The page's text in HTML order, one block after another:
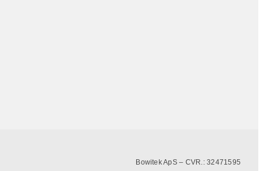
Bowitek ApS – CVR.: 32471595